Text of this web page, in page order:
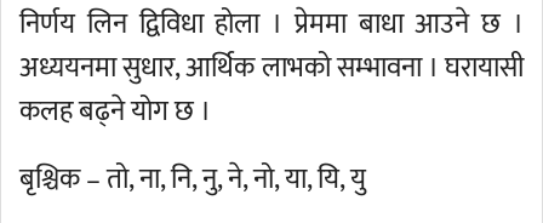
निर्णय लिन द्विविधा होला । प्रेममा बाधा आउने छ ।
अध्ययनमा सुधार, आर्थिक लाभको सम्भावना । घरायासी
कलह बढ्ने योग छ ।
बृश्चिक – तो, ना, नि, नु, ने, नो, या, यि, यु